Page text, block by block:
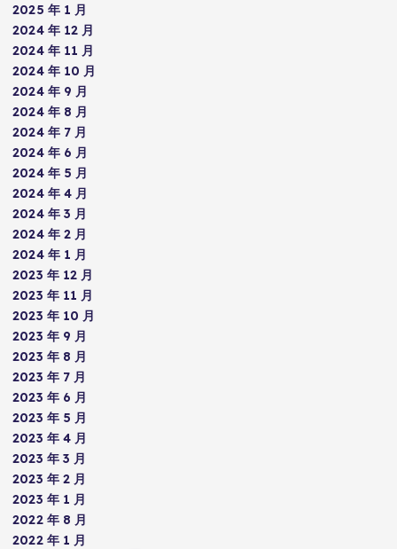
2025 年 1 月
2024 年 12 月
2024 年 11 月
2024 年 10 月
2024 年 9 月
2024 年 8 月
2024 年 7 月
2024 年 6 月
2024 年 5 月
2024 年 4 月
2024 年 3 月
2024 年 2 月
2024 年 1 月
2023 年 12 月
2023 年 11 月
2023 年 10 月
2023 年 9 月
2023 年 8 月
2023 年 7 月
2023 年 6 月
2023 年 5 月
2023 年 4 月
2023 年 3 月
2023 年 2 月
2023 年 1 月
2022 年 8 月
2022 年 1 月